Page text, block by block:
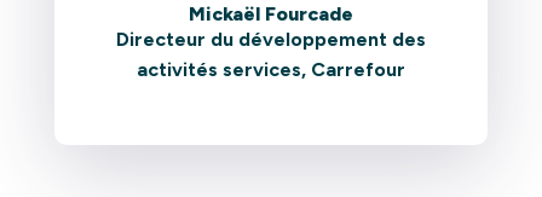
Mickaël Fourcade
Directeur du développement des
activités services, Carrefour